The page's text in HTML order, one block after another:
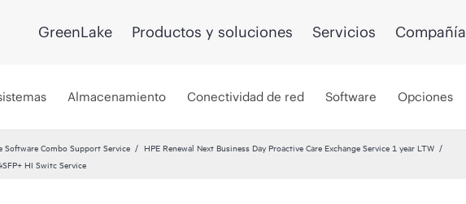
GreenLake Productos y soluciones Servicios Compañía
Almacenamiento Conectividad de red Software Opciones
Software Combo Support Service
HPE Renewal Next Business Day Proactive Care Exchange Service 1 year LTW
HI Switc Service